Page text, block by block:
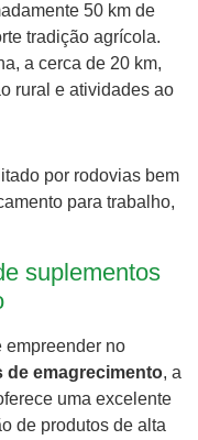
50 km de
tradição agrícola.
a cerca de 20 km,
rural e atividades ao
por rodovias bem
para trabalho,
suplementos
empreender no
emagrecimento, a
uma excelente
de produtos de alta